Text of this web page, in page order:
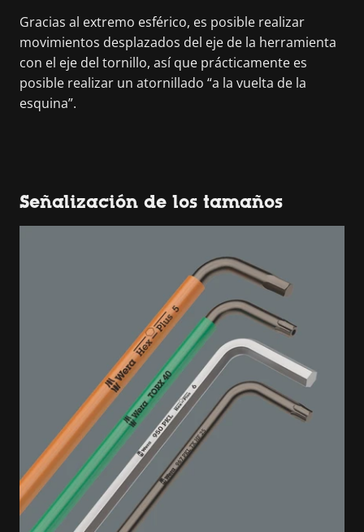
Gracias al extremo esférico, es posible realizar
movimientos desplazados del eje de la herramienta
con el eje del tornillo, así que prácticamente es
posible realizar un atornillado “a la vuelta de la
esquina”.
Señalización de los tamaños